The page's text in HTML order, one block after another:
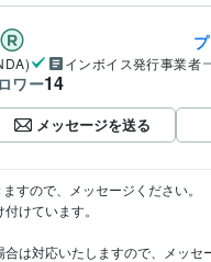
インボイス発行事業者
ワー14
メッセージを送る
すので、メッセージください。
けています。
は対応いたしますので、メッセ